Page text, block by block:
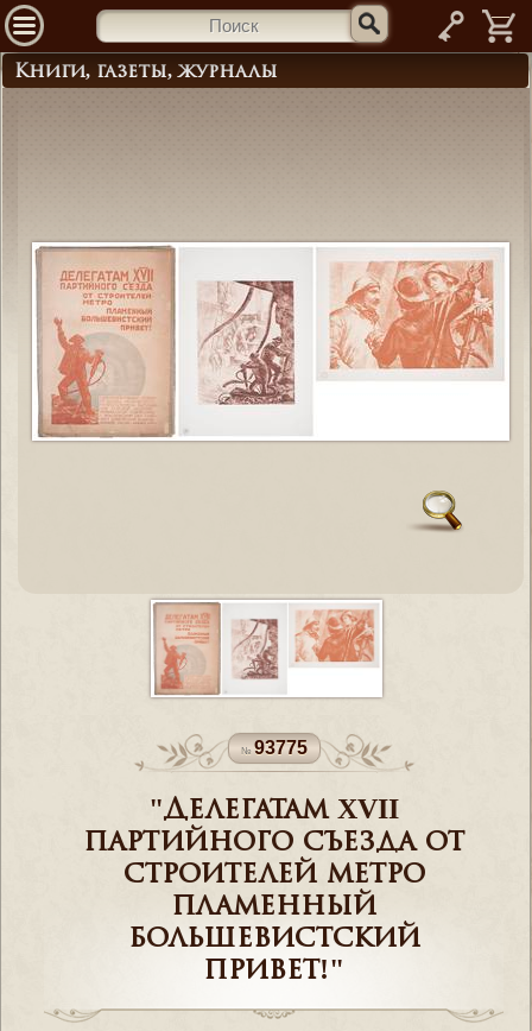
—
Книги, газеты, журналы
93775
"Делегатам XVII
партийного съезда от
строителей метро
пламенный
большевистский
привет!"